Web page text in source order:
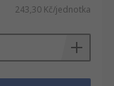
243,30 Kč/jednotka